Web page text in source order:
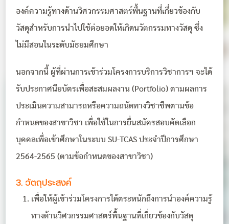
องค์ความรู้ทางด้านวิศวกรรมศาสตร์พื้นฐานที่เกี่ยวข้องกับ
วัสดุสำหรับการนำไปใช้ต่อยอดให้เกิดนวัตกรรมทางวัสดุ ซึ่ง
ไม่มีสอนในระดับมัธยมศึกษา
นอกจากนี้ ผู้ที่ผ่านการเข้าร่วมโครงการบริการวิชาการฯ จะได้
รับประกาศนียบัตรเพื่อสะสมผลงาน (Portfolio) ตามผลการ
ประเมินความสามารถหรือความถนัดทางวิชาชีพตามข้อ
กำหนดของสาขาวิชา เพื่อใช้ในการยื่นสมัครสอบคัดเลือก
บุคคลเพื่อเข้าศึกษาในระบบ SU-TCAS ประจำปีการศึกษา
2564-2565 (ตามข้อกำหนดของสาขาวิชา)
3. วัตถุประสงค์
เพื่อให้ผู้เข้าร่วมโครงการได้ตระหนักถึงการนำองค์ความรู้
ทางด้านวิศวกรรมศาสตร์พื้นฐานที่เกี่ยวข้องกับวัสดุ